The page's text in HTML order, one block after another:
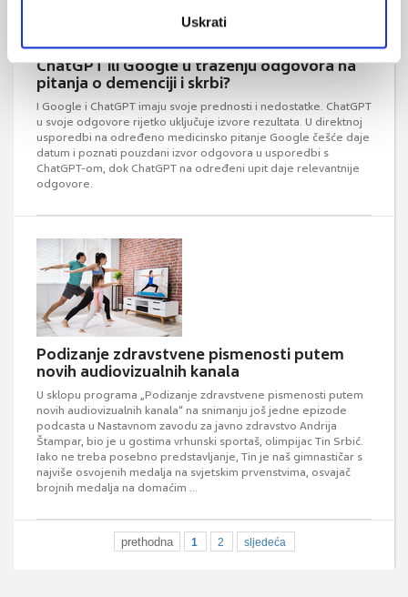
Uskrati
ChatGPT ili Google u traženju odgovora na
pitanja o demenciji i skrbi?
I Google i ChatGPT imaju svoje prednosti i nedostatke. ChatGPT
u svoje odgovore rijetko uključuje izvore rezultata. U direktnoj
usporedbi na određeno medicinsko pitanje Google češće daje
datum i poznati pouzdani izvor odgovora u usporedbi s
ChatGPT-om, dok ChatGPT na određeni upit daje relevantnije
odgovore.
Podizanje zdravstvene pismenosti putem
novih audiovizualnih kanala
U sklopu programa „Podizanje zdravstvene pismenosti putem
novih audiovizualnih kanala“ na snimanju još jedne epizode
podcasta u Nastavnom zavodu za javno zdravstvo Andrija
Štampar, bio je u gostima vrhunski sportaš, olimpijac Tin Srbić.
Iako ne treba posebno predstavljanje, Tin je naš gimnastičar s
najviše osvojenih medalja na svjetskim prvenstvima, osvajač
brojnih medalja na domaćim ...
prethodna 1 2 sljedeća